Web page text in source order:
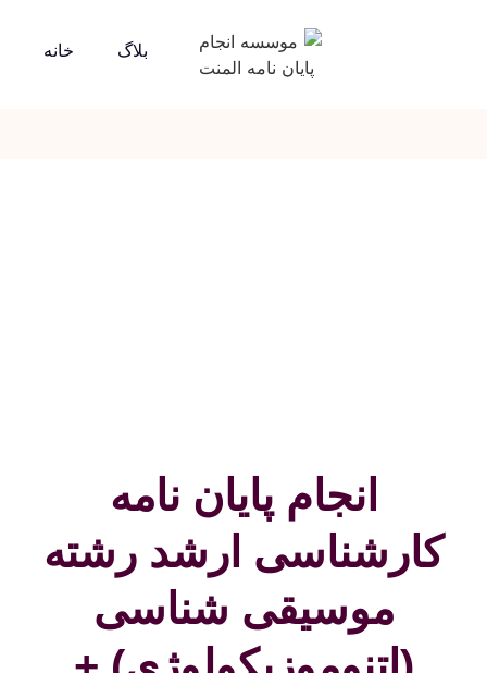
خانه بلاگ
انجام پایان نامه
کارشناسی ارشد رشته
موسیقی شناسی